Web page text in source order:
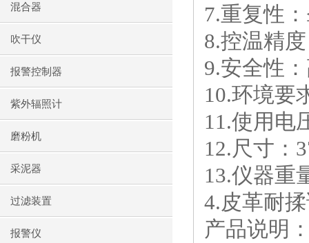
混合器
吹干仪
报警控制器
紫外辐照计
磨粉机
采泥器
过滤装置
报警仪
7.重复性
8.控温精
9.安全性
10.环境要
11.使用电
12.尺寸：
13.仪器重
4.皮革耐
产品说明